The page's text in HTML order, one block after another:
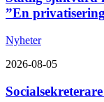
”En
Nyheter
2026-08-05